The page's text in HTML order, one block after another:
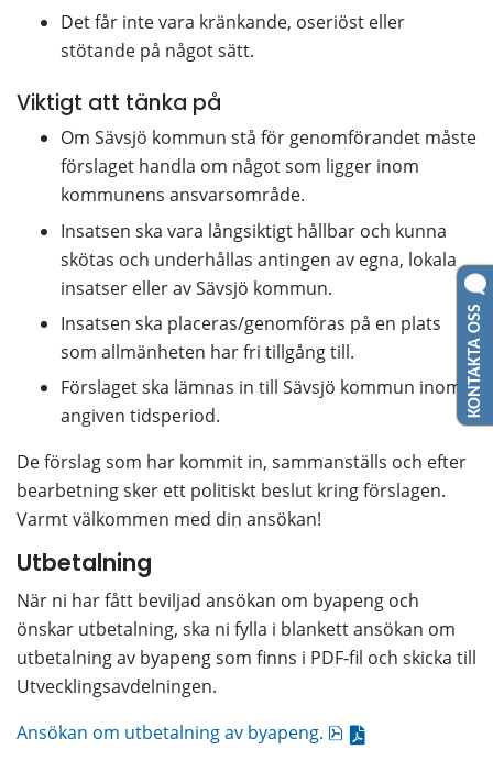
Det får inte vara kränkande, oseriöst eller
stötande på något sätt.
Viktigt att tänka på
Om Sävsjö kommun stå för genomförandet måste
förslaget handla om något som ligger inom
kommunens ansvarsområde.
Insatsen ska vara långsiktigt hållbar och kunna
skötas och underhållas antingen av egna, lokala
insatser eller av Sävsjö kommun.
Insatsen ska placeras/genomföras på en plats
som allmänheten har fri tillgång till.
Förslaget ska lämnas in till Sävsjö kommun inom
angiven tidsperiod.
De förslag som har kommit in, sammanställs och efter
bearbetning sker ett politiskt beslut kring förslagen.
Varmt välkommen med din ansökan!
Utbetalning
När ni har fått beviljad ansökan om byapeng och
önskar utbetalning, ska ni fylla i blankett ansökan om
utbetalning av byapeng som finns i PDF-fil och skicka till
Utvecklingsavdelningen.
Ansökan om utbetalning av byapeng.
pdf, 108.5 kB.
KONTAKTA OSS